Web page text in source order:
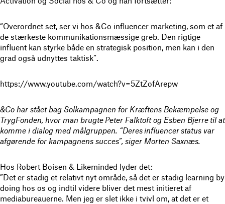
“Overordnet set, ser vi hos &Co influencer marketing, som et af
de stærkeste kommunikationsmæssige greb. Den rigtige
influent kan styrke både en strategisk position, men kan i den
grad også udnyttes taktisk”.
https://www.youtube.com/watch?v=5ZtZofArepw
&Co har stået bag Solkampagnen for Kræftens Bekæmpelse og
TrygFonden, hvor man brugte Peter Falktoft og Esben Bjerre til at
komme i dialog med målgruppen. “Deres influencer status var
afgørende for kampagnens succes”, siger Morten Saxnæs.
Hos Robert Boisen & Likeminded lyder det:
”Det er stadig et relativt nyt område, så det er stadig learning by
doing hos os og indtil videre bliver det mest initieret af
mediabureauerne. Men jeg er slet ikke i tvivl om, at det er et